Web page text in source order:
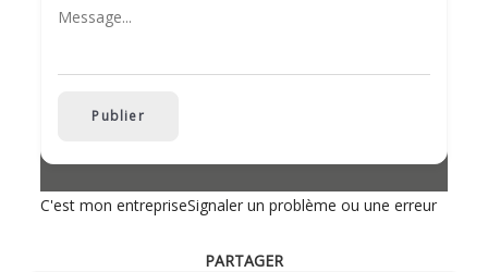
Publier
C'est mon entrepriseSignaler un problème ou une erreur
PARTAGER